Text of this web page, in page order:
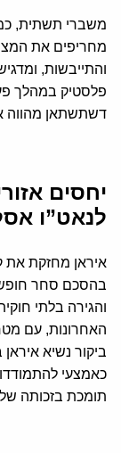
משברי תשתית,
מחריפים את
והתייבשות,
פלסטיק במהלך
דשתשתאן מהווה
יחסים
לנאט”ו
איראן מחזקת את
בהסכם סחר
והגירה בלתי
ביקור נשיא
כאמצעי
תומכת בזכותה של